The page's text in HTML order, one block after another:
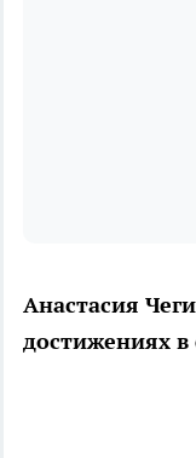
Анастасия
достижениях в